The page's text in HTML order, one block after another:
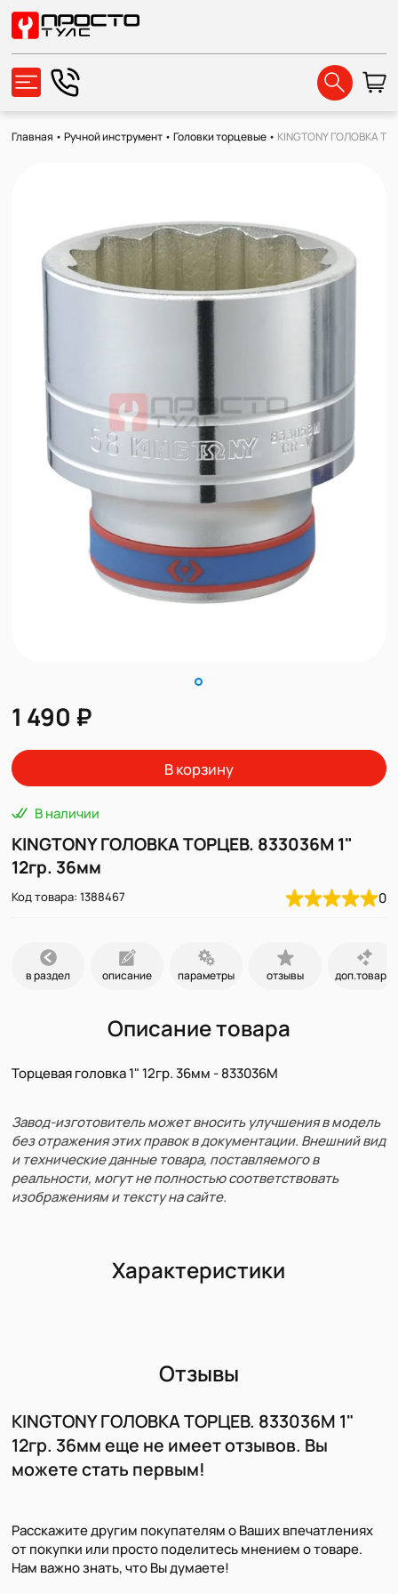
Главная •Ручной инструмент •Головки торцевые • KINGTONY ГОЛОВКА
1 490 ₽
В корзину
В наличии
KINGTONY ГОЛОВКА ТОРЦЕВ. 833036M 1"
12гр. 36мм
Код товара: 1388467 0
в раздел описание параметры отзывы доп.товары
Описание товара
Торцевая головка 1" 12гр. 36мм - 833036M
Завод-изготовитель может вносить улучшения в модель
без отражения этих правок в документации. Внешний вид
и технические данные товара, поставляемого в
реальности, могут не полностью соответствовать
изображениям и тексту на сайте.
Характеристики
Отзывы
KINGTONY ГОЛОВКА ТОРЦЕВ. 833036M 1"
12гр. 36мм еще не имеет отзывов. Вы
можете стать первым!
Расскажите другим покупателям о Ваших впечатлениях
от покупки или просто поделитесь мнением о товаре.
Нам важно знать, что Вы думаете!